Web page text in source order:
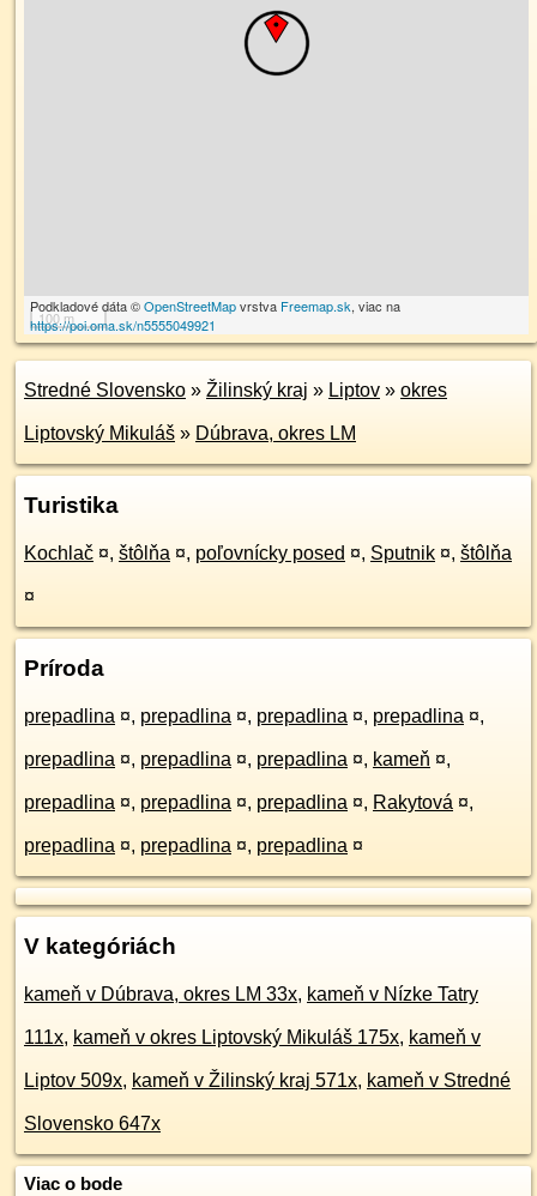
100 m
Podkladové dáta ©OpenStreetMapvrstva Freemap.sk, viac na
https://poi.oma.sk/n5555049921
Stredné Slovensko » Žilinský kraj » Liptov » okres
Liptovský Mikuláš » Dúbrava, okres LM
Turistika
Kochlač ¤, štôlňa ¤, poľovnícky posed ¤, Sputnik ¤, štôlňa
¤
Príroda
prepadlina ¤, prepadlina ¤, prepadlina ¤, prepadlina ¤,
prepadlina ¤, prepadlina ¤, prepadlina ¤, kameň ¤,
prepadlina ¤, prepadlina ¤, prepadlina ¤, Rakytová ¤,
prepadlina ¤, prepadlina ¤, prepadlina ¤
V kategóriách
kameň v Dúbrava, okres LM 33x, kameň v Nízke Tatry
111x, kameň v okres Liptovský Mikuláš 175x, kameň v
Liptov 509x, kameň v Žilinský kraj 571x, kameň v Stredné
Slovensko 647x
Viac o bode